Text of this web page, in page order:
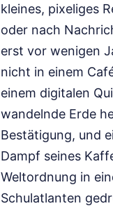
kleines, pixeliges
oder nach
erst vor wenigen
nicht in einem
einem digitalen
wandelnde Erde
Bestätigung, und
Dampf seines
Weltordnung in
Schulatlanten